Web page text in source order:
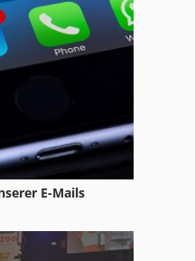
E-Mails